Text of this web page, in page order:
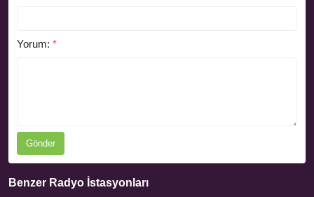
Yorum: *
Gönder
Benzer Radyo İstasyonları